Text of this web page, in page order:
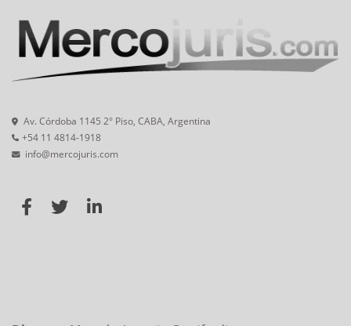
Av. Córdoba 1145 2° Piso, CABA, Argentina
+54 11 4814-1918
info@mercojuris.com